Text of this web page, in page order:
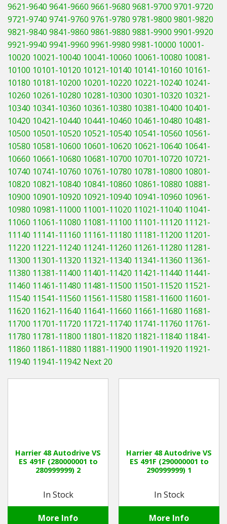
9621-9640 9641-9660 9661-9680 9681-9700 9701-9720
9721-9740 9741-9760 9761-9780 9781-9800 9801-9820
9821-9840 9841-9860 9861-9880 9881-9900 9901-9920
9921-9940 9941-9960 9961-9980 9981-10000 10001-
10020 10021-10040 10041-10060 10061-10080 10081-
10100 10101-10120 10121-10140 10141-10160 10161-
10180 10181-10200 10201-10220 10221-10240 10241-
10260 10261-10280 10281-10300 10301-10320 10321-
10340 10341-10360 10361-10380 10381-10400 10401-
10420 10421-10440 10441-10460 10461-10480 10481-
10500 10501-10520 10521-10540 10541-10560 10561-
10580 10581-10600 10601-10620 10621-10640 10641-
10660 10661-10680 10681-10700 10701-10720 10721-
10740 10741-10760 10761-10780 10781-10800 10801-
10820 10821-10840 10841-10860 10861-10880 10881-
10900 10901-10920 10921-10940 10941-10960 10961-
10980 10981-11000 11001-11020 11021-11040 11041-
11060 11061-11080 11081-11100 11101-11120 11121-
11140 11141-11160 11161-11180 11181-11200 11201-
11220 11221-11240 11241-11260 11261-11280 11281-
11300 11301-11320 11321-11340 11341-11360 11361-
11380 11381-11400 11401-11420 11421-11440 11441-
11460 11461-11480 11481-11500 11501-11520 11521-
11540 11541-11560 11561-11580 11581-11600 11601-
11620 11621-11640 11641-11660 11661-11680 11681-
11700 11701-11720 11721-11740 11741-11760 11761-
11780 11781-11800 11801-11820 11821-11840 11841-
11860 11861-11880 11881-11900 11901-11920 11921-
11940 11941-11942 Next 20
Harrier 48 Autodrive VS
ES 491F (280000001 to
280999999) 2
In Stock
More Info
Harrier 48 Autodrive VS
ES 491F (290000001 to
290999999) 1
In Stock
More Info